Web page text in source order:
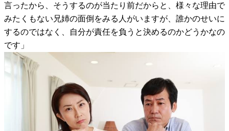
言ったから、そうするのが当たり前だからと、様々な理由で
みたくもない兄姉の面倒をみる人がいますが、誰かのせいに
するのではなく、自分が責任を負うと決めるのかどうかなの
です」